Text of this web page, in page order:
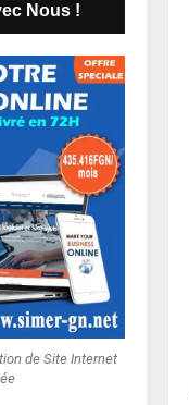
Nous !
de Site Internet